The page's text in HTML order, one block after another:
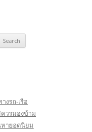
งรถ-เรือ
วรมองข้าม
หายอดนิยม